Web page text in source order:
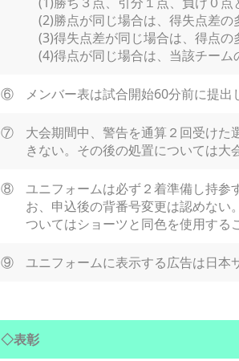
(2)勝点が同じ場合は、得失点差の
(3)得失点差が同じ場合は、得点の
(4)得点が同じ場合は、当該チーム
⑥ メンバー表は試合開始60分前に提
⑦
大会期間中、警告を通算２回受け
きない。その後の処置については大
⑧
ユニフォームは必ず２着準備し持参
お、申込後の背番号変更は認めな
ついてはショーツと同色を使用する
⑨ ユニフォームに表示する広告は日本
◇表彰